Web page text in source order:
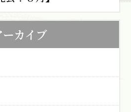
ーカイブ